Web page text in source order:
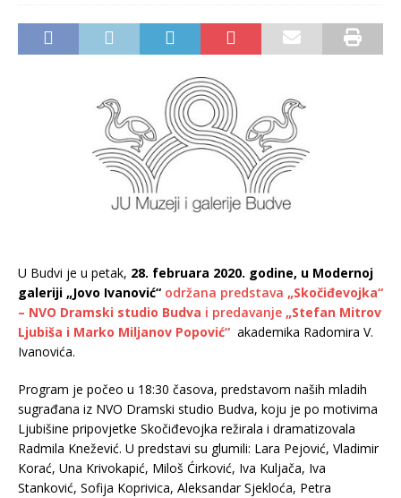
U Budvi je u petak, 28. februara 2020. godine, u Modernoj
galeriji „Jovo Ivanović“ održana predstava „Skočiđevojka“
– NVO Dramski studio Budva i predavanje „Stefan Mitrov
Ljubiša i Marko Miljanov Popović“ akademika Radomira V.
Ivanovića.
Program je počeo u 18:30 časova, predstavom naših mladih
sugrađana iz NVO Dramski studio Budva, koju je po motivima
Ljubišine pripovjetke Skočiđevojka režirala i dramatizovala
Radmila Knežević. U predstavi su glumili: Lara Pejović, Vladimir
Korać, Una Krivokapić, Miloš Ćirković, Iva Kuljača, Iva
Stanković, Sofija Koprivica, Aleksandar Sjekloća, Petra